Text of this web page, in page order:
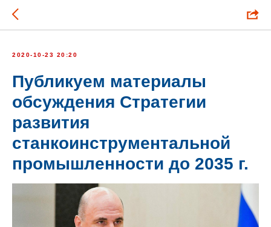
2020-10-23 20:20
Публикуем материалы
обсуждения Стратегии
развития
станкоинструментальной
промышленности до 2035 г.